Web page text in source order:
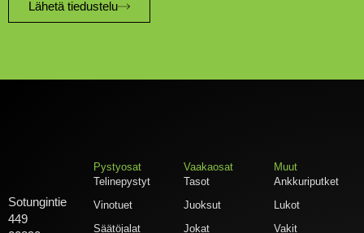
Lähetä tiedustelu
Sotungintie
449
Pystyosat
Telinepystyt
Vinotuet
Säätöjalat
Vaakaosat
Tasot
Juoksut
Jokat
Muut
Ankkuriputket
Lukot
Vakit